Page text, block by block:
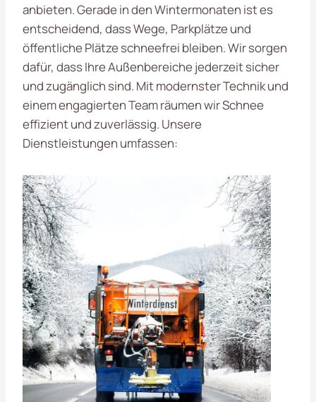
anbieten. Gerade in den Wintermonaten ist es
entscheidend, dass Wege, Parkplätze und
öffentliche Plätze schneefrei bleiben. Wir sorgen
dafür, dass Ihre Außenbereiche jederzeit sicher
und zugänglich sind. Mit modernster Technik und
einem engagierten Team räumen wir Schnee
effizient und zuverlässig. Unsere
Dienstleistungen umfassen: